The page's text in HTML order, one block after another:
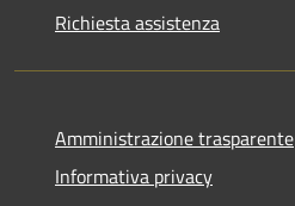
Richiesta assistenza
Amministrazione trasparente
Informativa privacy